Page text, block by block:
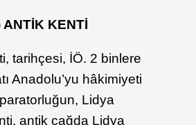
KENTİ
tarihçesi, İÖ. 2 binlere
Anadolu’yu hâkimiyeti
Lidya
antik çağda Lidya